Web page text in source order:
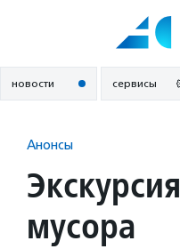
новости сервисы
Анонсы
мусора